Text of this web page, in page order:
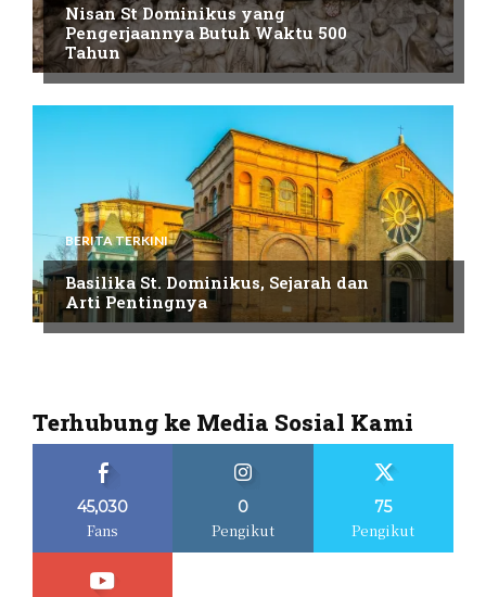
Nisan St Dominikus yang
Pengerjaannya Butuh Waktu 500
Tahun
BERITA TERKINI
Basilika St. Dominikus, Sejarah dan
Arti Pentingnya
Terhubung ke Media Sosial Kami
45,030
Fans
0
Pengikut
75
Pengikut